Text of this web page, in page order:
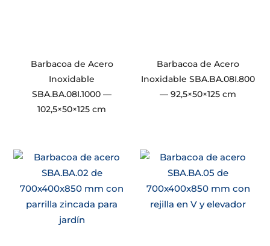
Barbacoa de Acero
Inoxidable
SBA.BA.08I.1000 —
102,5×50×125 cm
Barbacoa de Acero
Inoxidable SBA.BA.08I.800
— 92,5×50×125 cm